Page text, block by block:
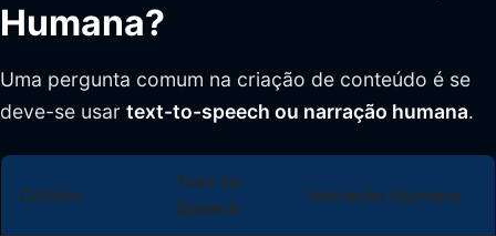
Humana?
Uma pergunta comum na criação de conteúdo é se
deve-se usar text-to-speech ou narração humana.
Critério
Text-to-
Speech
Narração Humana